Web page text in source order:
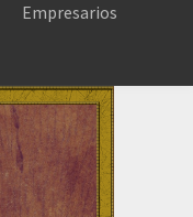
Empresarios